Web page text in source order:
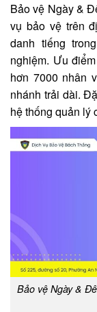
Bảo vệ Ngày &
vụ bảo vệ trên
danh tiếng
nghiệm. Ưu
hơn 7000 nhân
nhánh trải dài.
hệ thống quản lý
Bảo vệ Ngày &